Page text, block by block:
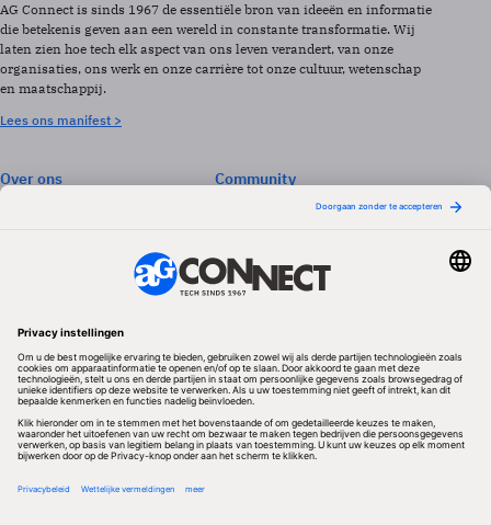
AG Connect is sinds 1967 de essentiële bron van ideeën en informatie
die betekenis geven aan een wereld in constante transformatie. Wij
laten zien hoe tech elk aspect van ons leven verandert, van onze
organisaties, ons werk en onze carrière tot onze cultuur, wetenschap
en maatschappij.
Lees ons manifest >
Over ons
Privacyinstellingen
Community
Events & Opleidingen
Vacatures
Whitepapers
Volg ons